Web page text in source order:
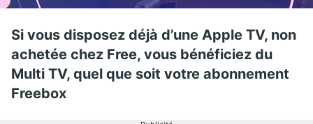
Si vous disposez déjà d’une Apple TV, non
achetée chez Free, vous bénéficiez du
Multi TV, quel que soit votre abonnement
Freebox